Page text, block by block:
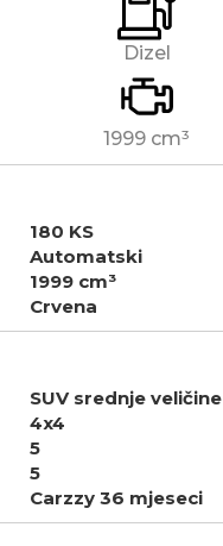
Dizel
1999 cm³
180 KS
Automatski
1999 cm³
Crvena
SUV srednje veličine
4x4
5
5
Carzzy 36 mjeseci